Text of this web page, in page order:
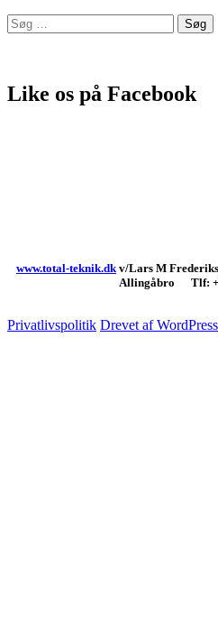
Søg
efter:
Like os på Facebook
www.total-teknik.dkv/Lars M
Allingåbro Tlf:
Privatlivspolitik Drevet af WordPress